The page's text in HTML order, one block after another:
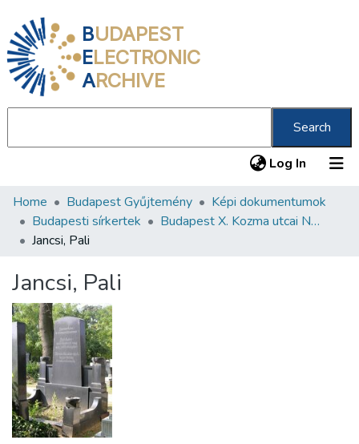
BUDAPEST
ELECTRONIC
ARCHIVE
Search
Log In (current)
Communities & Collections
All of DSpace
About us
Home Budapest Gyűjtemény
Képi dokumentumok
Budapesti sírkertek
Budapest X. Kozma utcai Neológ Zsidó Temető
Jancsi, Pali
Jancsi, Pali